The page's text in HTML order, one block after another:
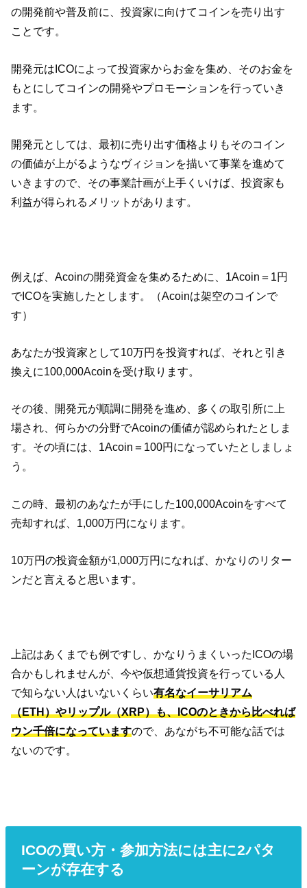
の開発前や普及前に、投資家に向けてコインを売り出す
ことです。
開発元はICOによって投資家からお金を集め、そのお金を
もとにしてコインの開発やプロモーションを行っていき
ます。
開発元としては、最初に売り出す価格よりもそのコイン
の価値が上がるようなヴィジョンを描いて事業を進めて
いきますので、その事業計画が上手くいけば、投資家も
利益が得られるメリットがあります。
例えば、Acoinの開発資金を集めるために、1Acoin＝1円
でICOを実施したとします。（Acoinは架空のコインで
す）
あなたが投資家として10万円を投資すれば、それと引き
換えに100,000Acoinを受け取ります。
その後、開発元が順調に開発を進め、多くの取引所に上
場され、何らかの分野でAcoinの価値が認められたとしま
す。その頃には、1Acoin＝100円になっていたとしましょ
う。
この時、最初のあなたが手にした100,000Acoinをすべて
売却すれば、1,000万円になります。
10万円の投資金額が1,000万円になれば、かなりのリター
ンだと言えると思います。
上記はあくまでも例ですし、かなりうまくいったICOの場
合かもしれませんが、今や仮想通貨投資を行っている人
で知らない人はいないくらい有名なイーサリアム
（ETH）やリップル（XRP）も、ICOのときから比べれば
ウン千倍になっていますので、あながち不可能な話では
ないのです。
ICOの買い方・参加方法には主に2パタ
ーンが存在する